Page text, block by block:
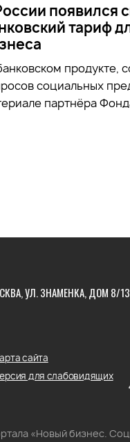
появился
тариф
продукте,
социальных
партнёра
УЛ. ЗНАМЕНКА, ДОМ 8/
сайта
для слабовидящих
«Новый бизнес.